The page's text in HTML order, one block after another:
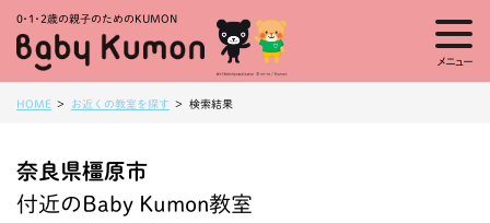
0・1・ 2歳の親子のためのKUMON
メニュー
HOME お近くの教室を探す 検索結果
奈良県橿原市
付近のBaby Kumon教室